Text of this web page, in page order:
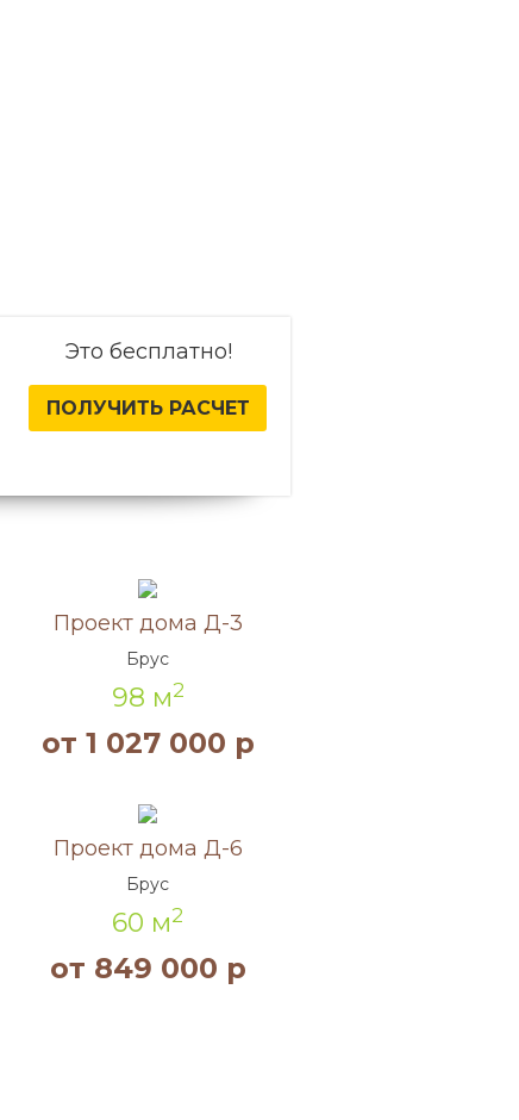
Это бесплатно!
ПОЛУЧИТЬ РАСЧЕТ
Проект дома Д-3
Брус
98 м2
от 1 027 000 р
Проект дома Д-6
Брус
60 м2
от 849 000 р